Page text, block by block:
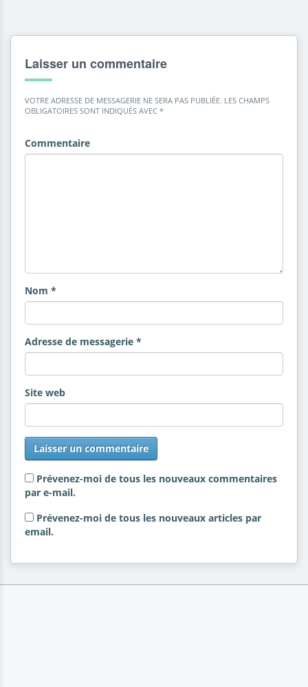
Laisser un commentaire
VOTRE ADRESSE DE MESSAGERIE NE SERA PAS PUBLIÉE. LES CHAMPS
OBLIGATOIRES SONT INDIQUÉS AVEC *
Commentaire
Nom *
Adresse de messagerie *
Site web
Prévenez-moi de tous les nouveaux commentaires
par e-mail.
Prévenez-moi de tous les nouveaux articles par
email.